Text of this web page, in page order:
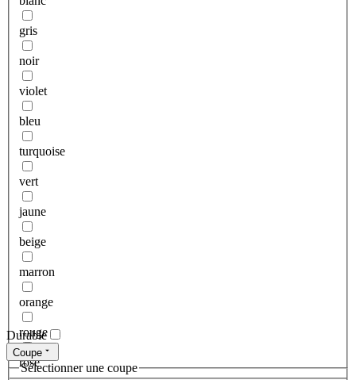
gris
noir
violet
bleu
turquoise
vert
jaune
beige
marron
orange
rouge
rose
Durable
Coupe
Sélectionner une coupe